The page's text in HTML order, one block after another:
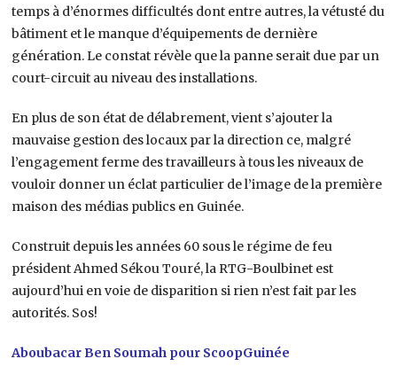
temps à d’énormes difficultés dont entre autres, la vétusté du
bâtiment et le manque d’équipements de dernière
génération. Le constat révèle que la panne serait due par un
court-circuit au niveau des installations.
En plus de son état de délabrement, vient s’ajouter la
mauvaise gestion des locaux par la direction ce, malgré
l’engagement ferme des travailleurs à tous les niveaux de
vouloir donner un éclat particulier de l’image de la première
maison des médias publics en Guinée.
Construit depuis les années 60 sous le régime de feu
président Ahmed Sékou Touré, la RTG-Boulbinet est
aujourd’hui en voie de disparition si rien n’est fait par les
autorités. Sos!
Aboubacar Ben Soumah pour ScoopGuinée